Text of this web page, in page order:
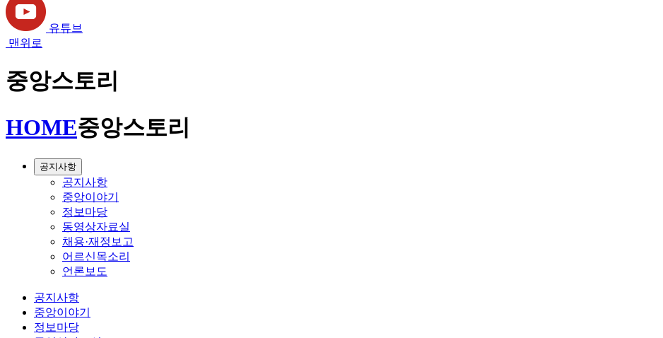
유튜브
맨위로
중앙스토리
HOME중앙스토리
공지사항
공지사항
중앙이야기
정보마당
동영상자료실
채용·재정보고
어르신목소리
언론보도
공지사항
중앙이야기
정보마당